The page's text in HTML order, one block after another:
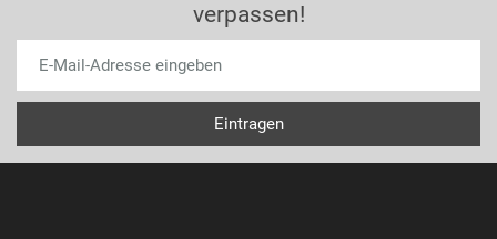
verpassen!